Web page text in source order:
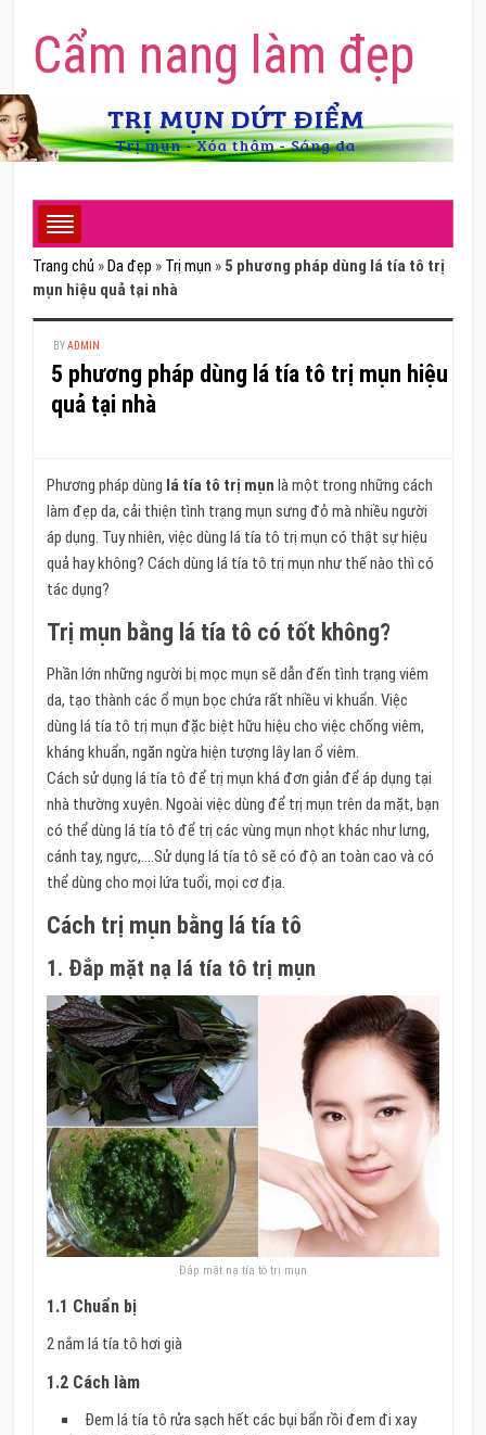
Cẩm nang làm đẹp
Trang chủ » Da đẹp » Trị mụn » 5 phương pháp dùng lá tía tô trị
mụn hiệu quả tại nhà
BYADMIN
5 phương pháp dùng lá tía tô trị mụn hiệu
quả tại nhà
Phương pháp dùng lá tía tô trị mụn là một trong những cách
làm đẹp da, cải thiện tình trạng mụn sưng đỏ mà nhiều người
áp dụng. Tuy nhiên, việc dùng lá tía tô trị mụn có thật sự hiệu
quả hay không? Cách dùng lá tía tô trị mụn như thế nào thì có
tác dụng?
Trị mụn bằng lá tía tô có tốt không?
Phần lớn những người bị mọc mụn sẽ dẫn đến tình trạng viêm
da, tạo thành các ổ mụn bọc chứa rất nhiều vi khuẩn. Việc
dùng lá tía tô trị mụn đặc biệt hữu hiệu cho việc chống viêm,
kháng khuẩn, ngăn ngừa hiện tượng lây lan ổ viêm.
Cách sử dụng lá tía tô để trị mụn khá đơn giản để áp dụng tại
nhà thường xuyên. Ngoài việc dùng để trị mụn trên da mặt, bạn
có thể dùng lá tía tô để trị các vùng mụn nhọt khác như lưng,
cánh tay, ngực,….Sử dụng lá tía tô sẽ có độ an toàn cao và có
thể dùng cho mọi lứa tuổi, mọi cơ địa.
Cách trị mụn bằng lá tía tô
1. Đắp mặt nạ lá tía tô trị mụn
Đắp mặt nạ tía tô trị mụn
1.1 Chuẩn bị
2 nắm lá tía tô hơi già
1.2 Cách làm
Đem lá tía tô rửa sạch hết các bụi bẩn rồi đem đi xay